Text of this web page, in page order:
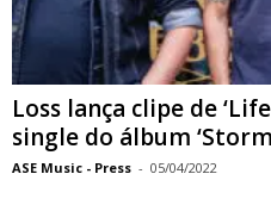
Loss lança clipe de
single do álbum
ASE Music - Press - 05/04/2022